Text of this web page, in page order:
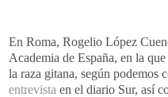
En Roma, Rogelio López
Academia de España, en la
la raza gitana, según podemos
entrevista en el diario Sur, así